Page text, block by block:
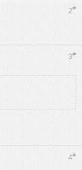
2#
3#
4#